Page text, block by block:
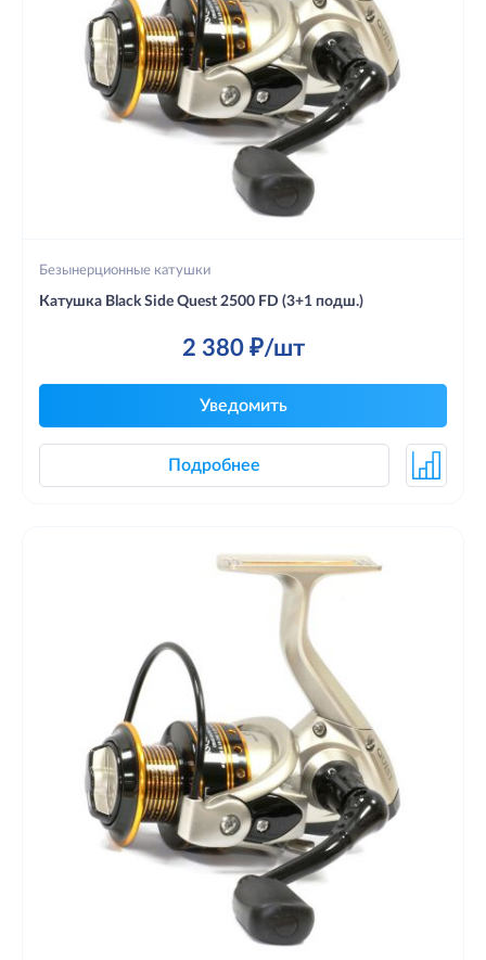
Безынерционные катушки
Катушка Black Side Quest 2500 FD (3+1 подш.)
2 380 ₽/шт
Уведомить
Подробнее